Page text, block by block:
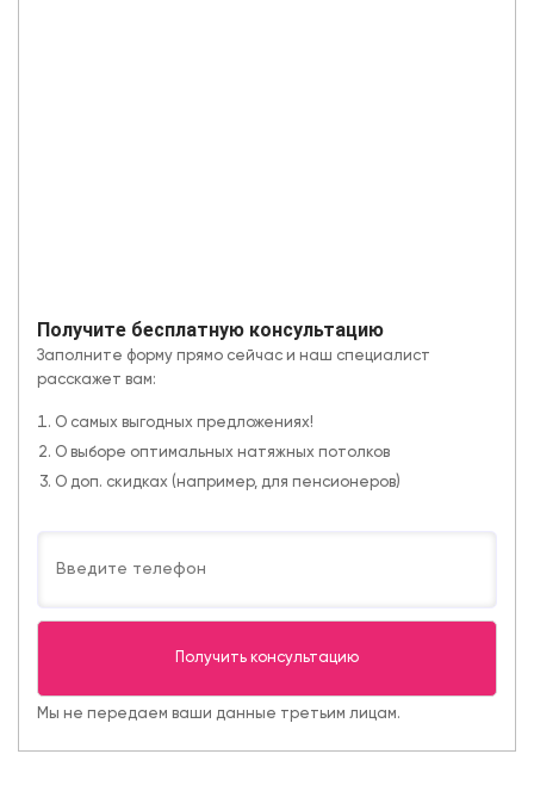
Получите бесплатную консультацию
Заполните форму прямо сейчас и наш специалист
расскажет вам:
О самых выгодных предложениях!
О выборе оптимальных натяжных потолков
О доп. скидках (например, для пенсионеров)
Мы не передаем ваши данные третьим лицам.